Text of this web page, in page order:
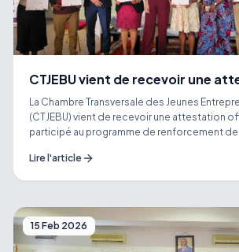
CTJEBU vient de recevoir une
La Chambre Transversale des Jeunes
(CTJEBU) vient de recevoir une attestation
participé au programme de renforcement
œuvre par FANAKA avec l’appui de Orange
disposons d’un curriculum complet,
directement prêt à l’emploi, répondant aux
jeunes entrepreneurs du pays. Un pas de plus
Lire l'article
15 Feb 2026